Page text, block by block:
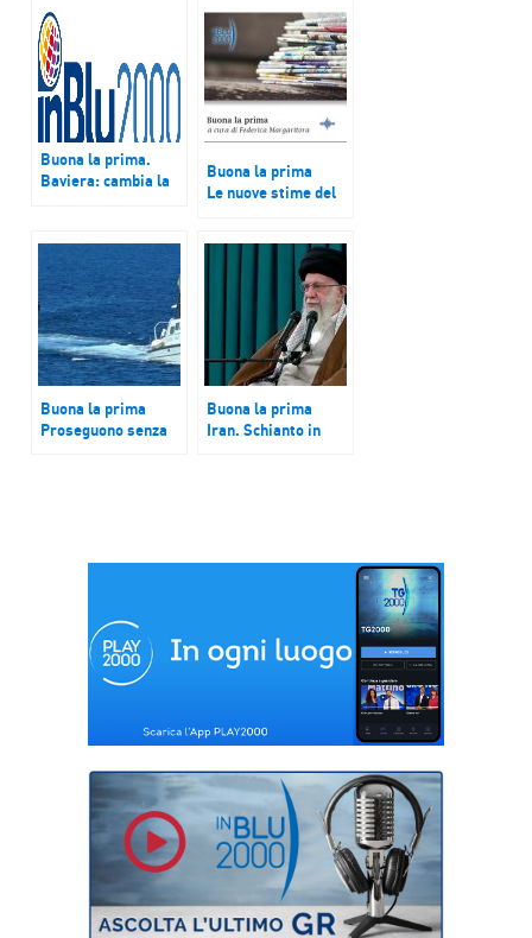
Buona la prima.
Baviera: cambia la
raddoppiano, la
destra di Afd
conquista 22 seggi
Buona la prima
Le nuove stime del
Buona la prima
Proseguono senza
Buona la prima
Iran. Schianto in